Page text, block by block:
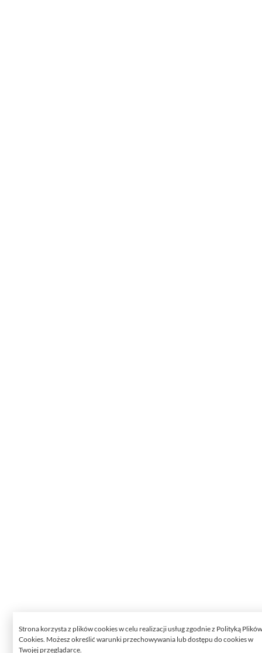
Strona korzysta z plików cookies w celu realizacji usług zgodnie z Polityką Plików
Cookies. Możesz określić warunki przechowywania lub dostępu do cookies w
Twojej przeglądarce.